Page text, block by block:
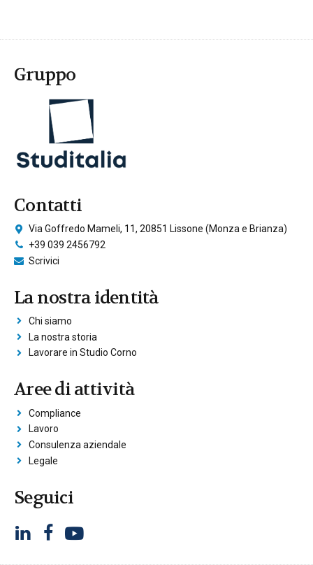
Gruppo
Contatti
Via Goffredo Mameli, 11, 20851 Lissone (Monza e Brianza)
+39 039 2456792
Scrivici
La nostra identità
Chi siamo
La nostra storia
Lavorare in Studio Corno
Aree di attività
Compliance
Lavoro
Consulenza aziendale
Legale
Seguici